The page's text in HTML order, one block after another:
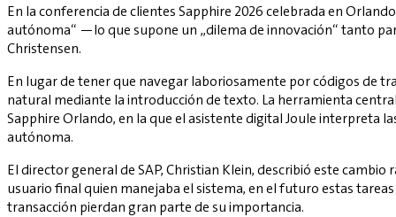
En la conferencia de clientes Sapphire 2026 celebrada en
autónoma“ —lo que supone un „dilema de innovación“ tanto
Christensen.
En lugar de tener que navegar laboriosamente por códigos de
natural mediante la introducción de texto. La herramienta
Sapphire Orlando, en la que el asistente digital Joule interpreta
autónoma.
El director general de SAP, Christian Klein, describió este
usuario final quien manejaba el sistema, en el futuro estas
transacción pierdan gran parte de su importancia.